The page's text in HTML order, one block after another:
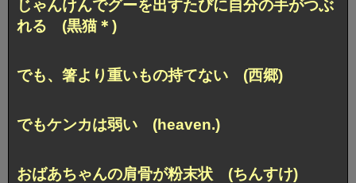
じゃんけんでグーを出すたびに自分の手がつぶ
れる (黒猫＊)
でも、箸より重いもの持てない (西郷)
でもケンカは弱い (heaven.)
おばあちゃんの肩骨が粉末状 (ちんすけ)